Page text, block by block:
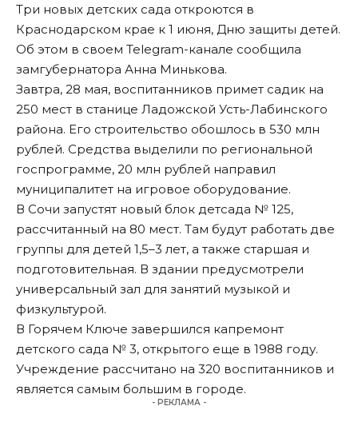
Три новых детских сада откроются в
Краснодарском крае к 1 июня, Дню защиты детей.
Об этом в своем Telegram-канале сообщила
замгубернатора Анна Минькова.
Завтра, 28 мая, воспитанников примет садик на
250 мест в станице Ладожской Усть-Лабинского
района. Его строительство обошлось в 530 млн
рублей. Средства выделили по региональной
госпрограмме, 20 млн рублей направил
муниципалитет на игровое оборудование.
В Сочи запустят новый блок детсада № 125,
рассчитанный на 80 мест. Там будут работать две
группы для детей 1,5–3 лет, а также старшая и
подготовительная. В здании предусмотрели
универсальный зал для занятий музыкой и
физкультурой.
В Горячем Ключе завершился капремонт
детского сада № 3, открытого еще в 1988 году.
Учреждение рассчитано на 320 воспитанников и
является самым большим в городе.
- РЕКЛАМА -